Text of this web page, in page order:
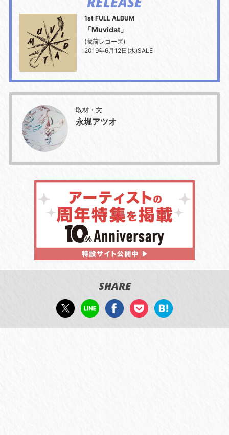
1st FULL ALBUM
「Muvidat」
(蔵前レコーズ)
2019年6月12日(水)SALE
取材・文
永堀アツオ
SHARE